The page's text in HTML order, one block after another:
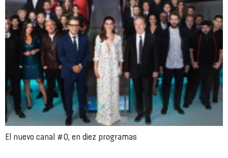
El nuevo canal #0, en diez programas